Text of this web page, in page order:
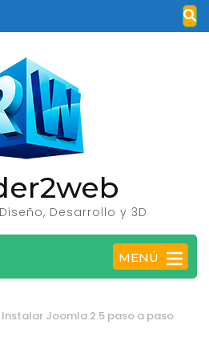
Desarrollo y 3D
MENÚ
Joomla 2.5 paso a paso